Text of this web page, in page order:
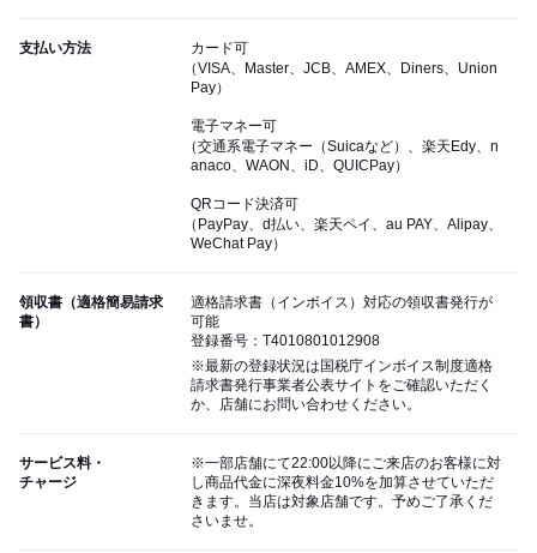
支払い方法
カード可
（VISA、Master、JCB、AMEX、Diners、Union
Pay）
電子マネー可
（交通系電子マネー（Suicaなど）、楽天Edy、n
anaco、WAON、iD、QUICPay）
QRコード決済可
（PayPay、d払い、楽天ペイ、au PAY、Alipay、
WeChat Pay）
領収書（適格簡易請求
書）
適格請求書（インボイス）対応の領収書発行が
可能
登録番号：T4010801012908
※最新の登録状況は国税庁インボイス制度適格
請求書発行事業者公表サイトをご確認いただく
か、店舗にお問い合わせください。
サービス料・
チャージ
※一部店舗にて22:00以降にご来店のお客様に対
し商品代金に深夜料金10%を加算させていただ
きます。当店は対象店舗です。予めご了承くだ
さいませ。